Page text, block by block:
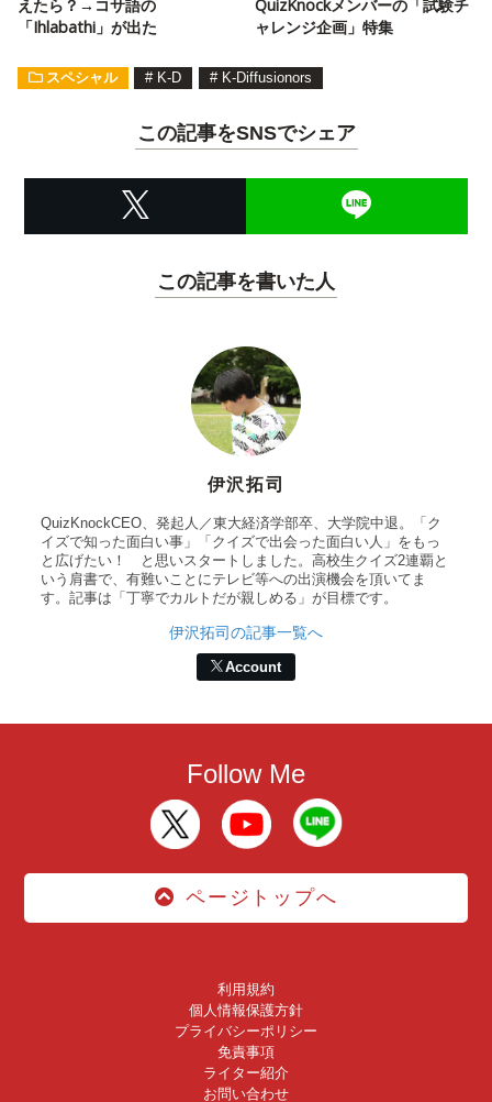
えたら？→コサ語の
「Ihlabathi」が出た
QuizKnockメンバーの「試験チ
ャレンジ企画」特集
スペシャル # K-D # K-Diffusionors
この記事をSNSでシェア
この記事を書いた人
伊沢拓司
QuizKnockCEO、発起人／東大経済学部卒、大学院中退。「ク
イズで知った面白い事」「クイズで出会った面白い人」をもっ
と広げたい！ と思いスタートしました。高校生クイズ2連覇と
いう肩書で、有難いことにテレビ等への出演機会を頂いてま
す。記事は「丁寧でカルトだが親しめる」が目標です。
伊沢拓司の記事一覧へ
Account
Follow Me
ページトップへ
利用規約
個人情報保護方針
プライバシーポリシー
免責事項
ライター紹介
お問い合わせ